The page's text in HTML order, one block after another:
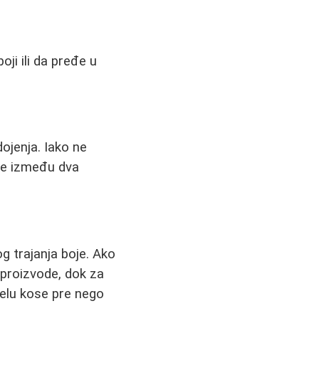
ili da pređe u
Iako ne
između dva
trajanja boje. Ako
dok za
kose pre nego